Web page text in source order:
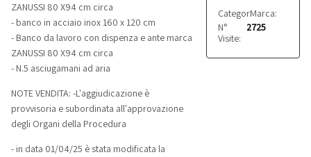
Categoria:Marca:
N°
Visite:
2725
ZANUSSI 80 X94 cm circa
- banco in acciaio inox 160 x 120 cm
- Banco da lavoro con dispenza e ante marca
ZANUSSI 80 X94 cm circa
- N.5 asciugamani ad aria
NOTE VENDITA: -L'aggiudicazione è
provvisoria e subordinata all'approvazione
degli Organi della Procedura
- in data 01/04/25 è stata modificata la